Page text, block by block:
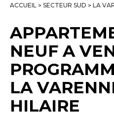
ACCUEIL > SECTEUR SUD > LA
NEUF A
LA
HILAIRE